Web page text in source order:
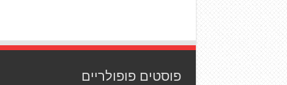
פוסטים פופולריים